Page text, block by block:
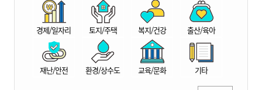
산
경제/일자리 토지/주택 복지/건강 출산/육아
재난/안전 환경/상수도 교육/문화 기타